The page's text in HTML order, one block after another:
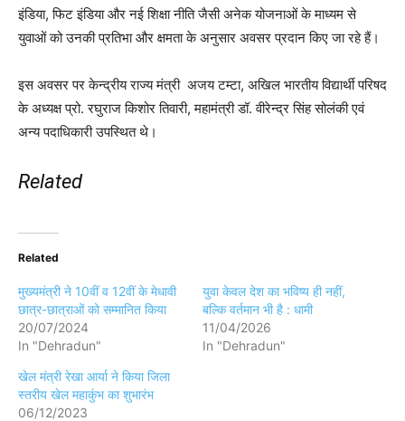
इंडिया, फिट इंडिया और नई शिक्षा नीति जैसी अनेक योजनाओं के माध्यम से
युवाओं को उनकी प्रतिभा और क्षमता के अनुसार अवसर प्रदान किए जा रहे हैं।
इस अवसर पर केन्द्रीय राज्य मंत्री अजय टम्टा, अखिल भारतीय विद्यार्थी परिषद
के अध्यक्ष प्रो. रघुराज किशोर तिवारी, महामंत्री डॉ. वीरेन्द्र सिंह सोलंकी एवं
अन्य पदाधिकारी उपस्थित थे।
Related
Related
मुख्यमंत्री ने 10वीं व 12वीं के मेधावी
छात्र-छात्राओं को सम्मानित किया
20/07/2024
In "Dehradun"
युवा केवल देश का भविष्य ही नहीं,
बल्कि वर्तमान भी है : धामी
11/04/2026
In "Dehradun"
खेल मंत्री रेखा आर्या ने किया जिला
स्तरीय खेल महाकुंभ का शुभारंभ
06/12/2023